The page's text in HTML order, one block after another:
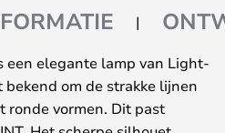
een elegante lamp van Light-
om de strakke lijnen
ronde vormen. Dit past